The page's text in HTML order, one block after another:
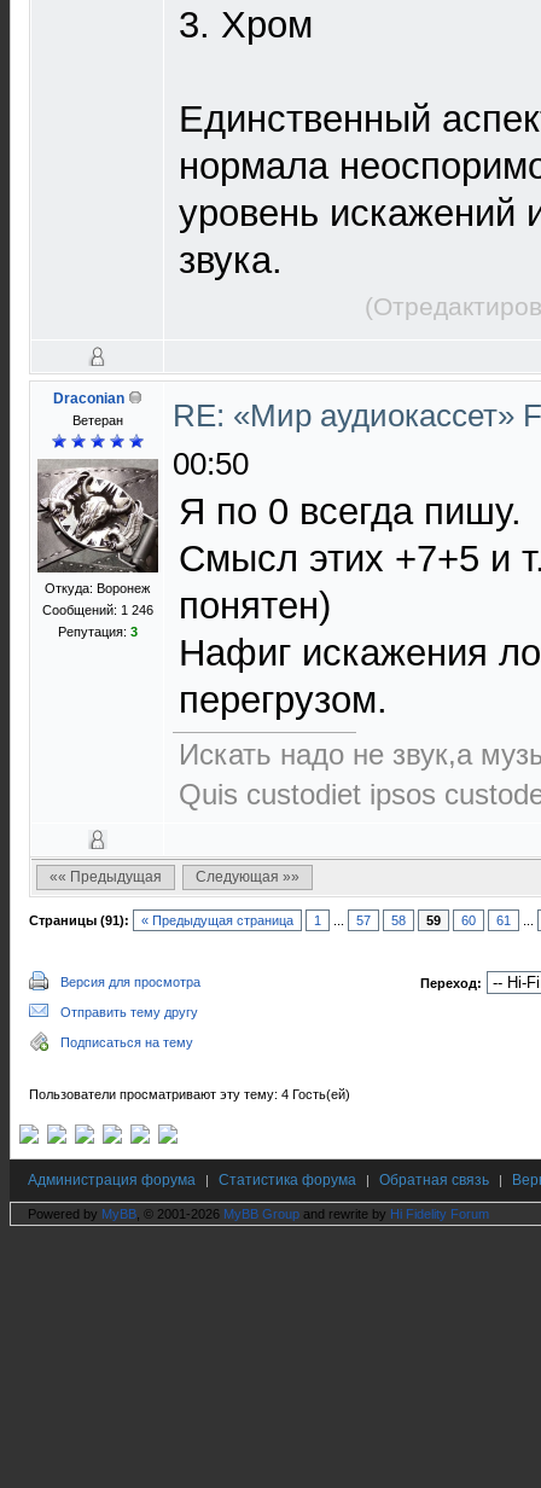
3. Хром
Единственный
нормала
уровень искажений
звука.
Draconian
Ветеран
Откуда: Воронеж
Сообщений: 1 246
Репутация: 3
RE: «Мир аудиокассет»
00:50
Я по 0 всегда пишу.
Смысл этих +7+5 и
понятен)
Нафиг искажения
перегрузом.
Искать надо не звук,а
Quis custodiet ipsos
«« Предыдущая Следующая »»
Страницы (91): « Предыдущая страница 1 57 58 59 60 61
Версия для просмотра
Отправить тему другу
Подписаться на тему
Переход:
Пользователи просматривают эту тему: 4 Гость(ей)
Администрация форума | Статистика форума | Обратная связь |
Powered by MyBB , © 2001-2026 MyBB Group and rewrite by Hi Fidelity Forum